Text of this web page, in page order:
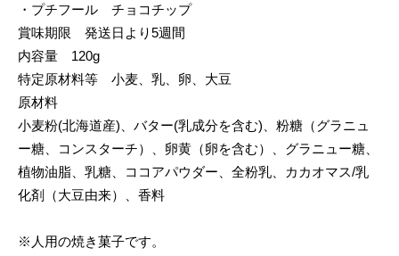
・プチフール チョコチップ
賞味期限 発送日より5週間
内容量 120g
特定原材料等 小麦、乳、卵、大豆
原材料
小麦粉(北海道産)、バター(乳成分を含む)、粉糖（グラニュ
ー糖、コンスターチ）、卵黄（卵を含む）、グラニュー糖、
植物油脂、乳糖、ココアパウダー、全粉乳、カカオマス/乳
化剤（大豆由来）、香料
※人用の焼き菓子です。